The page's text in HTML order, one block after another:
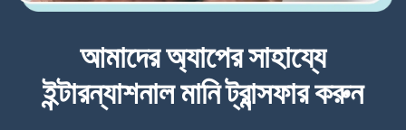
আমাদের অ্যাপের সাহায্যে
ইন্টারন্যাশনাল মানি ট্রান্সফার করুন